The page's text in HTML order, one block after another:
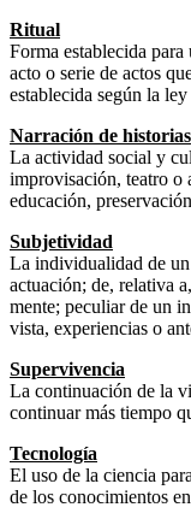
Ritual
Forma establecida
acto o serie de actos
establecida según la
Narración de historias
La actividad social y
improvisación, teatro o
educación,
Subjetividad
La individualidad de un
actuación; de, relativa
mente; peculiar de un
vista, experiencias o
Supervivencia
La continuación de la
continuar más tiempo
Tecnología
El uso de la ciencia
de los conocimientos